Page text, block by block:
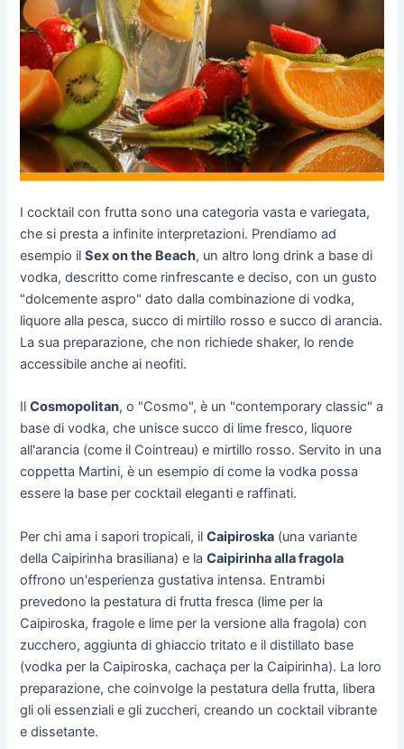
I cocktail con frutta sono una categoria vasta e variegata,
che si presta a infinite interpretazioni. Prendiamo ad
esempio ilSex on the Beach, un altro long drink a base di
vodka, descritto come rinfrescante e deciso, con un gusto
"dolcemente aspro" dato dalla combinazione di vodka,
liquore alla pesca, succo di mirtillo rosso e succo di arancia.
La sua preparazione, che non richiede shaker, lo rende
accessibile anche ai neofiti.
IlCosmopolitan, o "Cosmo", è un "contemporary classic" a
base di vodka, che unisce succo di lime fresco, liquore
all'arancia (come il Cointreau) e mirtillo rosso. Servito in una
coppetta Martini, è un esempio di come la vodka possa
essere la base per cocktail eleganti e raffinati.
Per chi ama i sapori tropicali, ilCaipiroska (una variante
della Caipirinha brasiliana) e laCaipirinha alla fragola
offrono un'esperienza gustativa intensa. Entrambi
prevedono la pestatura di frutta fresca (lime per la
Caipiroska, fragole e lime per la versione alla fragola) con
zucchero, aggiunta di ghiaccio tritato e il distillato base
(vodka per la Caipiroska, cachaça per la Caipirinha). La loro
preparazione, che coinvolge la pestatura della frutta, libera
gli oli essenziali e gli zuccheri, creando un cocktail vibrante
e dissetante.